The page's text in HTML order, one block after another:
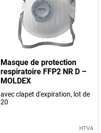
Masque de protection
respiratoire FFP2 NR D –
MOLDEX
avec clapet d'expiration, lot de
20
HTVA